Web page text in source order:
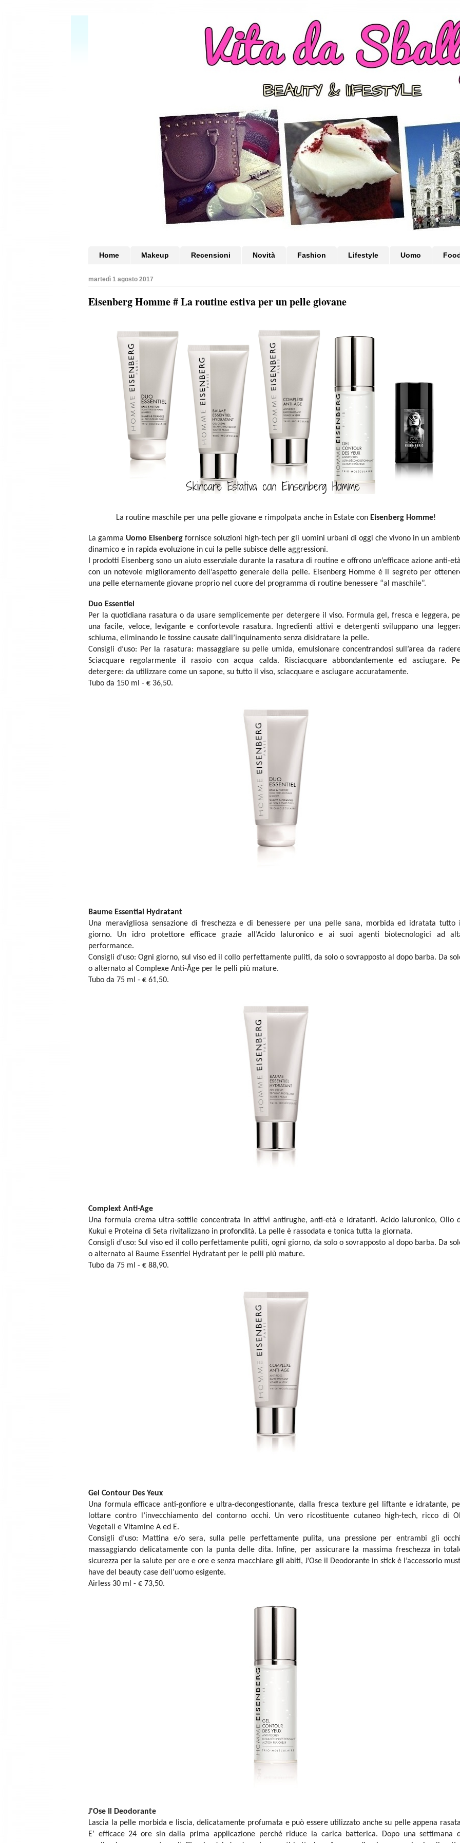
Home Makeup Recensioni Novità Fashion Lifestyle Uomo
martedì 1 agosto 2017
Eisenberg Homme # La routine estiva per un pelle giovane
La routine maschile per una pelle giovane e rimpolpata anche in Estate con Eisenberg Homme!
La gammaUomo Eisenbergfornisce soluzioni high-tech per gli uomini urbani di oggi che vivono in un
dinamico e in rapida evoluzione in cui la pelle subisce delle aggressioni.
I prodotti Eisenberg sono un aiuto essenziale durante la rasatura di routine e offrono un’efficace azione anti-
con un notevole miglioramento dell’aspetto generale della pelle. Eisenberg Homme è il segreto per
una pelle eternamente giovane proprio nel cuore del programma di routine benessere “al maschile”.
Duo Essentiel
Per la quotidiana rasatura o da usare semplicemente per detergere il viso. Formula gel, fresca e leggera,
una facile, veloce, levigante e confortevole rasatura. Ingredienti attivi e detergenti sviluppano una
schiuma, eliminando le tossine causate dall’inquinamento senza disidratare la pelle.
Consigli d’uso: Per la rasatura: massaggiare su pelle umida, emulsionare concentrandosi sull’area da
Sciacquare regolarmente il rasoio con acqua calda. Risciacquare abbondantemente ed asciugare.
detergere: da utilizzare come un sapone, su tutto il viso, sciacquare e asciugare accuratamente.
Tubo da 150 ml - € 36,50.
Baume Essential Hydratant
Una meravigliosa sensazione di freschezza e di benessere per una pelle sana, morbida ed idratata tutto
giorno. Un idro protettore efficace grazie all’Acido Ialuronico e ai suoi agenti biotecnologici ad
performance.
Consigli d’uso: Ogni giorno, sul viso ed il collo perfettamente puliti, da solo o sovrapposto al dopo barba. Da
o alternato al Complexe Anti-Âge per le pelli più mature.
Tubo da 75 ml - € 61,50.
Complext Anti-Age
Una formula crema ultra-sottile concentrata in attivi antirughe, anti-età e idratanti. Acido Ialuronico, Olio
Kukui e Proteina di Seta rivitalizzano in profondità. La pelle è rassodata e tonica tutta la giornata.
Consigli d’uso: Sul viso ed il collo perfettamente puliti, ogni giorno, da solo o sovrapposto al dopo barba. Da
o alternato al Baume Essentiel Hydratant per le pelli più mature.
Tubo da 75 ml - € 88,90.
Gel Contour Des Yeux
Una formula efficace anti-gonfiore e ultra-decongestionante, dalla fresca texture gel liftante e idratante,
lottare contro l’invecchiamento del contorno occhi. Un vero ricostituente cutaneo high-tech, ricco di
Vegetali e Vitamine A ed E.
Consigli d’uso: Mattina e/o sera, sulla pelle perfettamente pulita, una pressione per entrambi gli
massaggiando delicatamente con la punta delle dita. Infine, per assicurare la massima freschezza in
sicurezza per la salute per ore e ore e senza macchiare gli abiti, J’Ose il Deodorante in stick è l’accessorio
have del beauty case dell’uomo esigente.
Airless 30 ml - € 73,50.
J'Ose Il Deodorante
Lascia la pelle morbida e liscia, delicatamente profumata e può essere utilizzato anche su pelle appena
E’ efficace 24 ore sin dalla prima applicazione perché riduce la carica batterica. Dopo una settimana